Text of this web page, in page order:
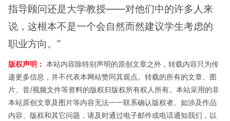
指导顾问还是大学教授——对他们中的许多人来
说，这根本不是一个会自然而然建议学生考虑的
职业方向。”
版权声明： 本站内容除特别声明的原创文章之外，转载内容只为传
递更多信息，并不代表本网站赞同其观点。转载的所有的文章、图
片、音/视频文件等资料的版权归版权所有权人所有。本站采用的非
本站原创文章及图片等内容无法一一联系确认版权者。如涉及作品
内容、版权和其它问题，请及时通过电子邮件或电话通知我们，以